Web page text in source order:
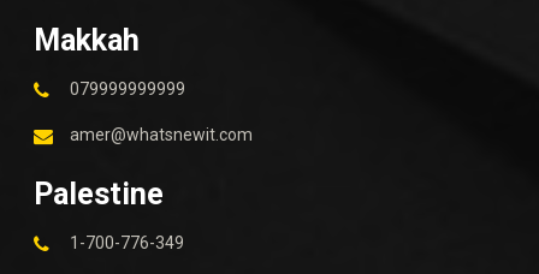
Makkah
079999999999
amer@whatsnewit.com
Palestine
1-700-776-349